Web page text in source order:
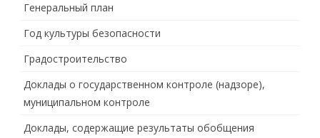
Генеральный план
Год культуры безопасности
Градостроительство
Доклады о государственном контроле (надзоре),
муниципальном контроле
Доклады, содержащие результаты обобщения